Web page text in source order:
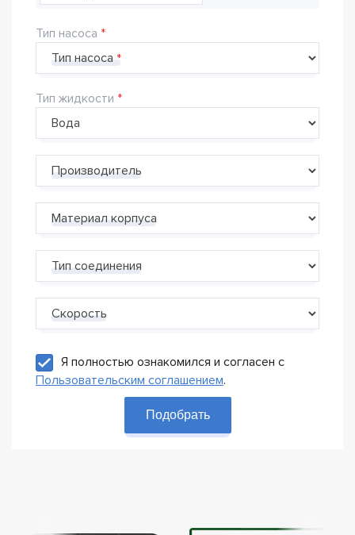
Тип насоса
Тип насоса
Тип жидкости
Производитель
Материал корпуса
Тип соединения
Скорость
Я полностью ознакомился и согласен с
Пользовательским соглашением.
Подобрать